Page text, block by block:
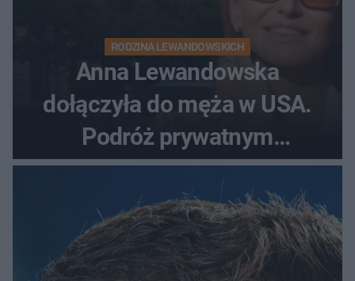
RODZINA LEWANDOWSKICH
Anna Lewandowska
dołączyła do męża w USA.
Podróż prywatnym
odrzutowcem to dopiero
początek!